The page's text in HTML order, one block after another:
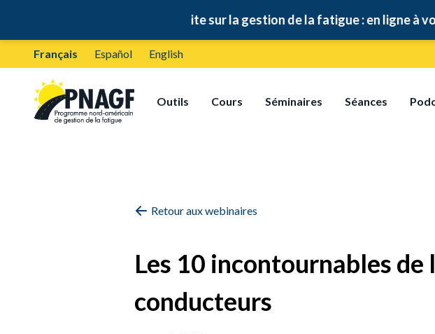
Formation gratuite sur la gestion de la fatigue : en ligne à votre
Français Español English
Outils Cours Séminaires Séances
Retour aux webinaires
Les 10 incontournables
conducteurs